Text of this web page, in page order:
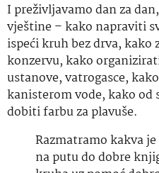
I preživljavamo dan za
vještine – kako napraviti
ispeći kruh bez drva, kako
konzervu, kako
ustanove, vatrogasce,
kanisterom vode, kako od
dobiti farbu za plavuše.
Razmatramo kakva
na putu do dobre